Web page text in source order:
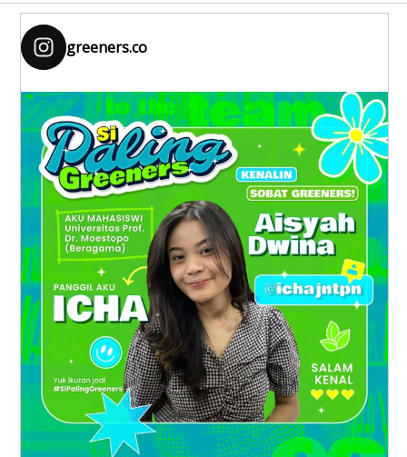
greeners.co